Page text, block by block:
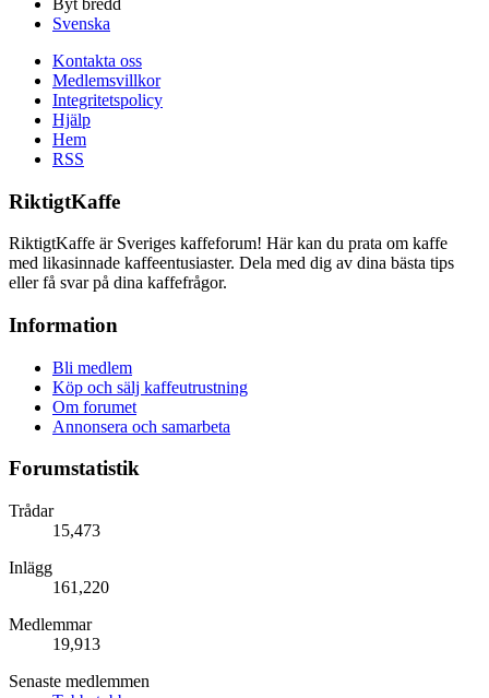
Svenska
Kontakta oss
Medlemsvillkor
Integritetspolicy
Hjälp
Hem
RSS
RiktigtKaffe
RiktigtKaffe är Sveriges kaffeforum! Här kan du prata om kaffe
med likasinnade kaffeentusiaster. Dela med dig av dina bästa tips
eller få svar på dina kaffefrågor.
Information
Bli medlem
Köp och sälj kaffeutrustning
Om forumet
Annonsera och samarbeta
Forumstatistik
Trådar
15,473
Inlägg
161,220
Medlemmar
19,913
Senaste medlemmen